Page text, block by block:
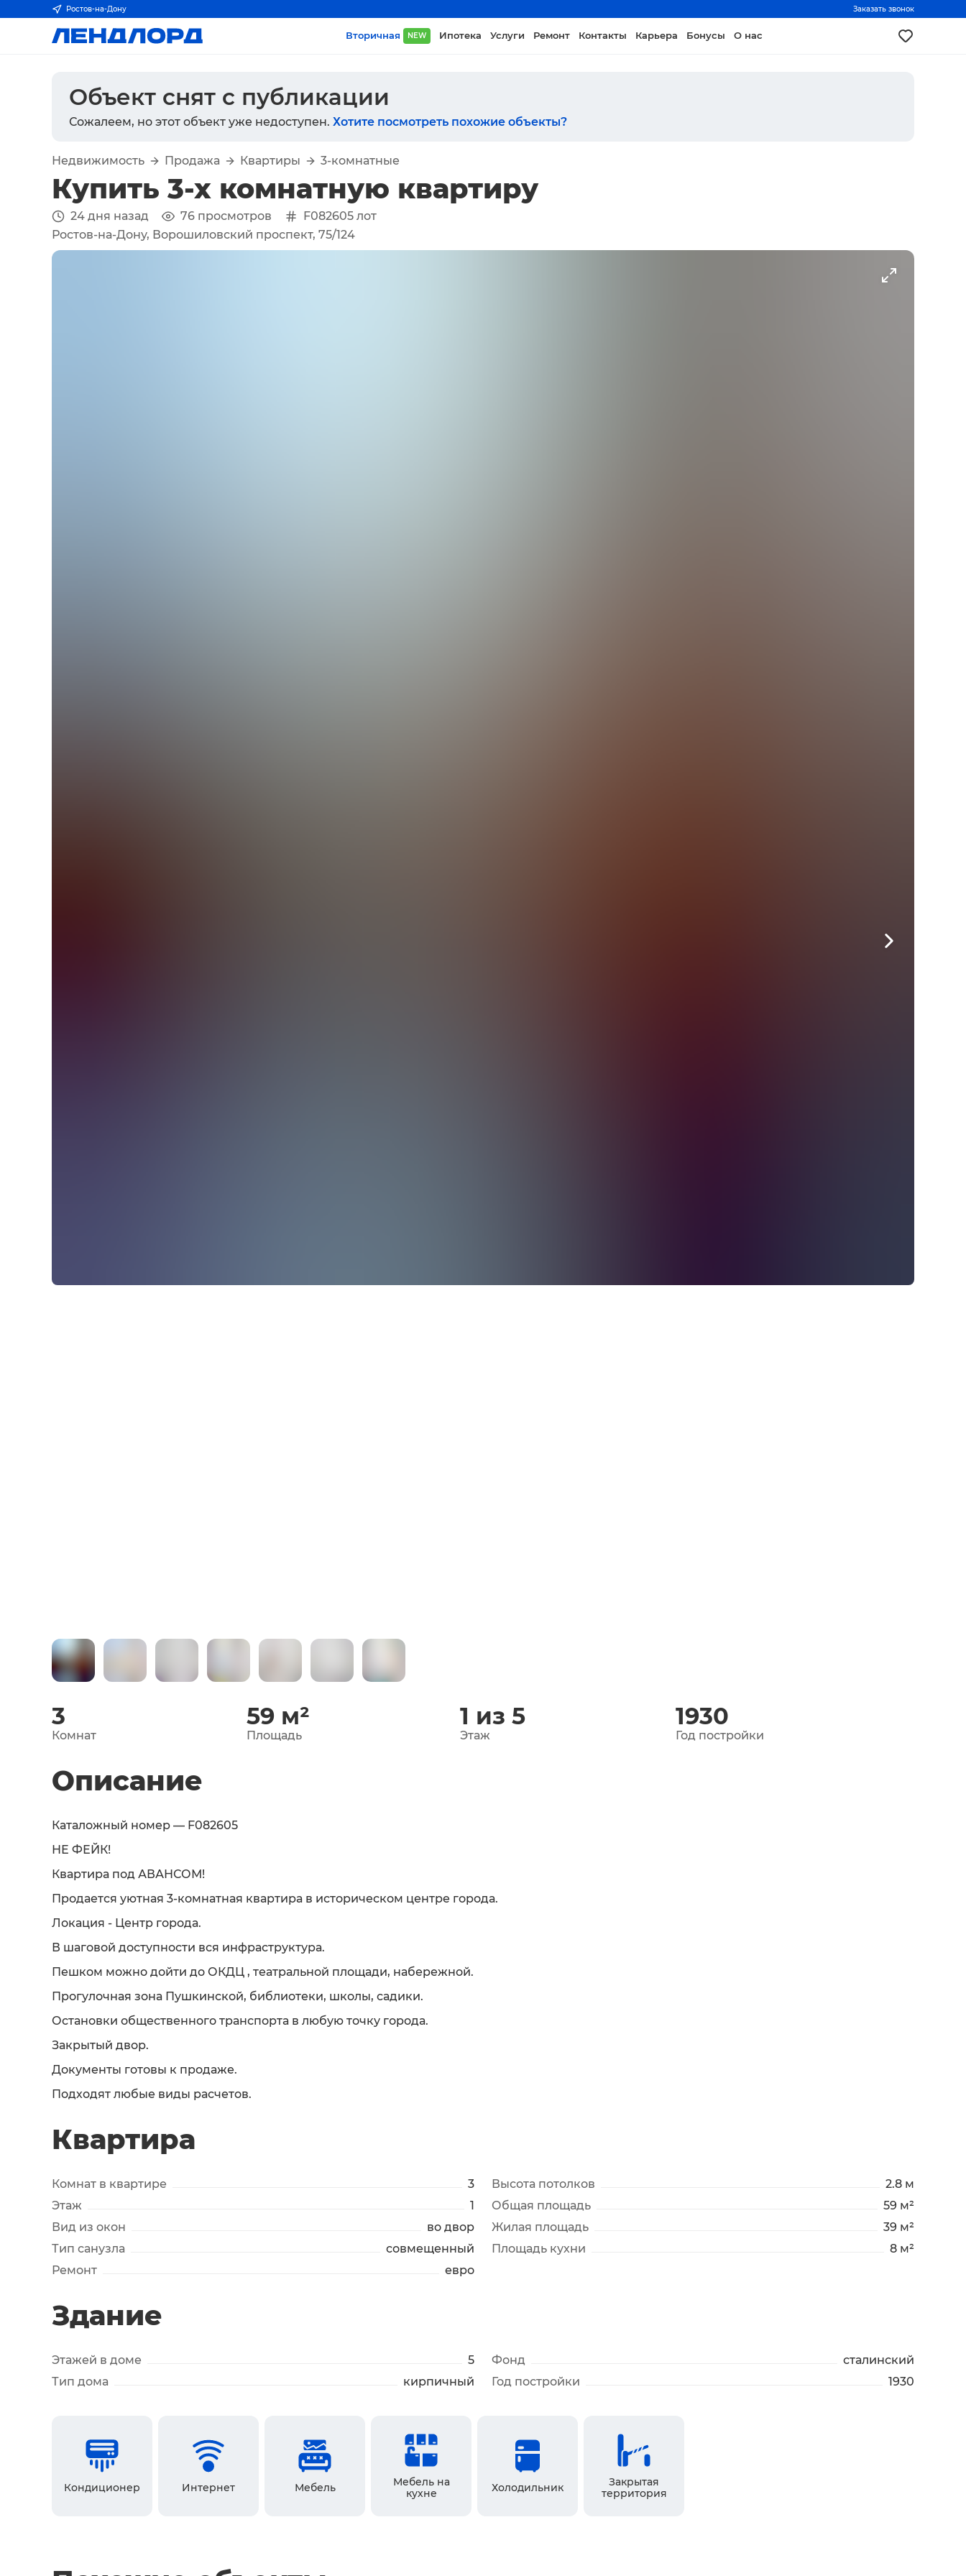
Ростов-на-Дону Заказать звонок
Вторичная NEW Ипотека Услуги Ремонт Контакты Карьера Бонусы О нас
Объект снят с публикации
Сожалеем, но этот объект уже недоступен. Хотите посмотреть похожие объекты?
Недвижимость Продажа Квартиры 3-комнатные
Купить 3-х комнатную квартиру
24 дня назад 76 просмотров F082605 лот
Ростов-на-Дону, Ворошиловский проспект, 75/124
3
Комнат
59 м²
Площадь
1 из 5
Этаж
1930
Год постройки
Описание
Каталожный номер — F082605
НЕ ФЕЙК!
Квартира под АВАНСОМ!
Продается уютная 3-комнатная квартира в историческом центре города.
Локация - Центр города.
В шаговой доступности вся инфраструктура.
Пешком можно дойти до ОКДЦ , театральной площади, набережной.
Прогулочная зона Пушкинской, библиотеки, школы, садики.
Остановки общественного транспорта в любую точку города.
Закрытый двор.
Документы готовы к продаже.
Подходят любые виды расчетов.
Квартира
Комнат в квартире
3
Этаж
1
Вид из окон
во двор
Тип санузла
совмещенный
Ремонт
евро
Высота потолков
2.8 м
Общая площадь
59 м²
Жилая площадь
39 м²
Площадь кухни
8 м²
Здание
Этажей в доме
5
Тип дома
кирпичный
Фонд
сталинский
Год постройки
1930
Кондиционер Интернет Мебель
Мебель на
кухне
Холодильник
Закрытая
территория